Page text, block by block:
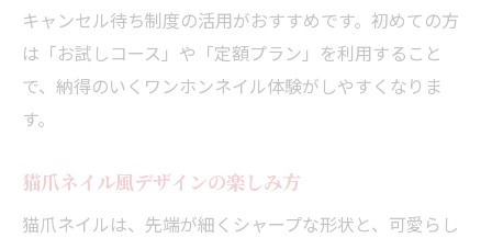
キャンセル待ち制度の活用がおすすめです。初めての方
は「お試しコース」や「定額プラン」を利用すること
で、納得のいくワンホンネイル体験がしやすくなりま
す。
猫爪ネイル風デザインの楽しみ方
猫爪ネイルは、先端が細くシャープな形状と、可愛らし